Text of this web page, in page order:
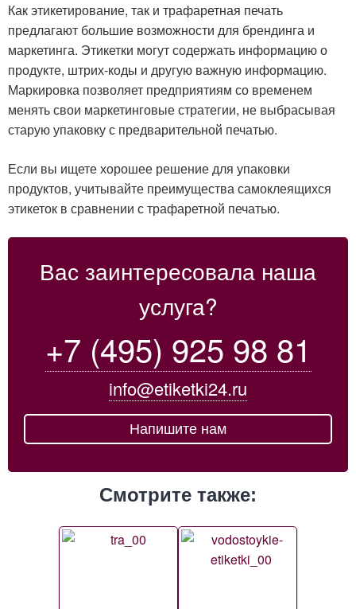
Как этикетирование, так и трафаретная печать
предлагают большие возможности для брендинга и
маркетинга. Этикетки могут содержать информацию о
продукте, штрих-коды и другую важную информацию.
Маркировка позволяет предприятиям со временем
менять свои маркетинговые стратегии, не выбрасывая
старую упаковку с предварительной печатью.
Если вы ищете хорошее решение для упаковки
продуктов, учитывайте преимущества самоклеящихся
этикеток в сравнении с трафаретной печатью.
Вас заинтересовала наша
услуга?
+7 (495) 925 98 81
info@etiketki24.ru
Напишите нам
Смотрите также: